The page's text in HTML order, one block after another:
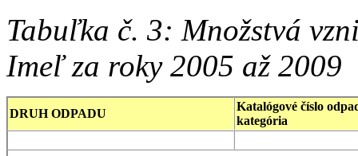
Tabuľka č. 3: Množstvá
Imeľ za roky 2005 až 2009
DRUH ODPADU
Katalógové číslo
kategória